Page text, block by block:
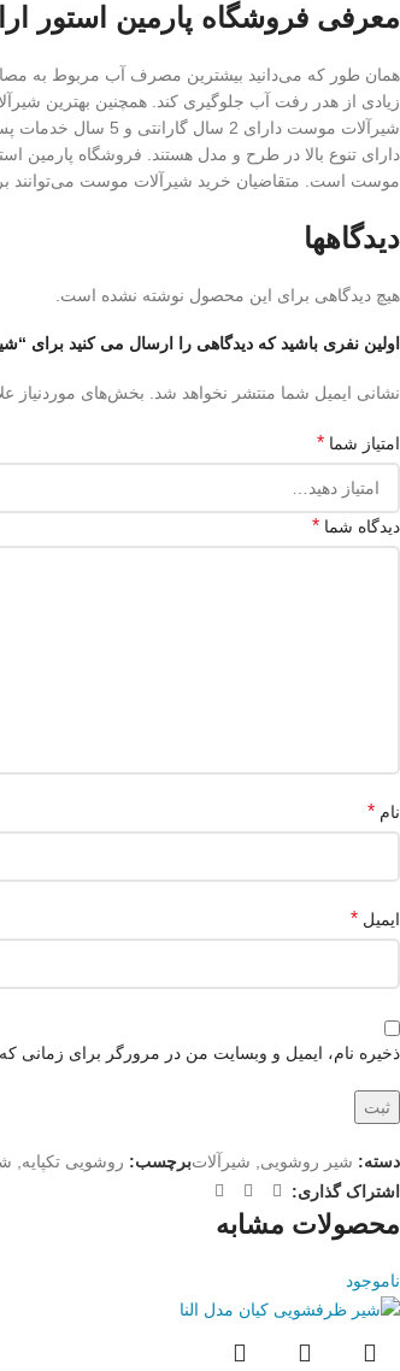
معرفی فروشگاه پارمین استور
همان طور که می‌دانید بیشترین مصرف آب مربوط به
زیادی از هدر رفت آب جلوگیری کند. همچنین بهترین
شیرآلات موست
دارای تنوع بالا در طرح و مدل هستند. فروشگاه پارمین
موست است. متقاضیان خرید شیرآلات موست می‌توانند
دیدگاهها
هیچ دیدگاهی برای این محصول نوشته نشده است.
اولین نفری باشید که دیدگاهی را ارسال می کنید برای
نشانی ایمیل شما منتشر نخواهد شد. بخش‌های موردنیاز
امتیاز شما *
دیدگاه شما *
نام *
ایمیل *
ذخیره نام، ایمیل و وبسایت من در مرورگر برای زمانی
دسته: شیر روشویی, شیرآلاتبرچسب: روشویی تکپایه,
اشتراک گذاری:
محصولات مشابه
ناموجود